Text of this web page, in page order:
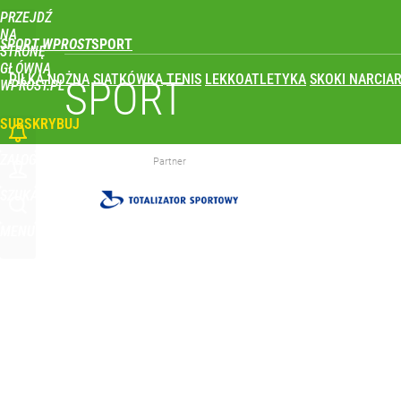
PRZEJDŹ
NA
STRONĘ
GŁÓWNĄ
WPROST.PL
SPORT WPROST
PIŁKA NOŻNA SIATKÓWKA TENIS LEKKOATLETYKA SKOKI
SUBSKRYBUJSPORT
Partner